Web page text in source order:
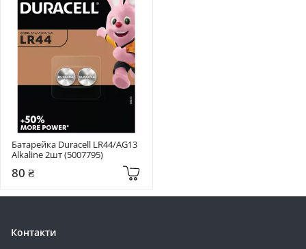
Батарейка Duracell LR44/AG13
Alkaline 2шт (5007795)
80 ₴
Контакти